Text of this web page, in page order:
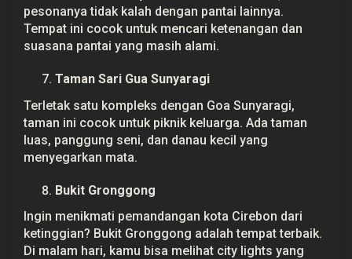
pesonanya tidak kalah dengan pantai lainnya.
Tempat ini cocok untuk mencari ketenangan dan
suasana pantai yang masih alami.
Taman Sari Gua Sunyaragi
Terletak satu kompleks dengan Goa Sunyaragi,
taman ini cocok untuk piknik keluarga. Ada taman
luas, panggung seni, dan danau kecil yang
menyegarkan mata.
Bukit Gronggong
Ingin menikmati pemandangan kota Cirebon dari
ketinggian? Bukit Gronggong adalah tempat terbaik.
Di malam hari, kamu bisa melihat city lights yang